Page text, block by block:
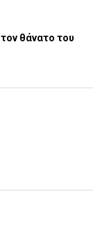
θάνατο του